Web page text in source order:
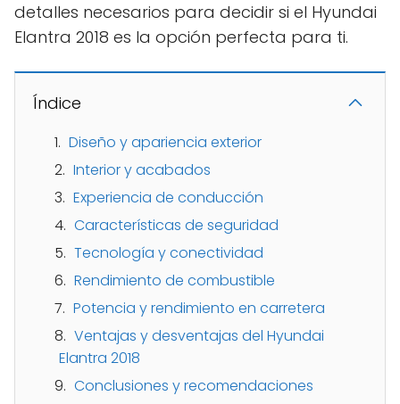
detalles necesarios para decidir si el Hyundai
Elantra 2018 es la opción perfecta para ti.
Índice
Diseño y apariencia exterior
Interior y acabados
Experiencia de conducción
Características de seguridad
Tecnología y conectividad
Rendimiento de combustible
Potencia y rendimiento en carretera
Ventajas y desventajas del Hyundai
Elantra 2018
Conclusiones y recomendaciones